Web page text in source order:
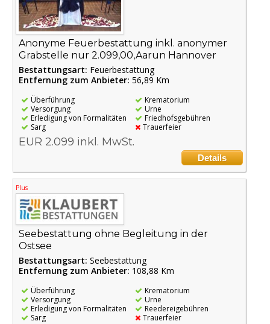
Anonyme Feuerbestattung inkl. anonymer
Grabstelle nur 2.099,00,Aarun Hannover
Bestattungsart: Feuerbestattung
Entfernung zum Anbieter: 56,89 Km
Überführung
Versorgung
Erledigung von Formalitäten
Sarg
Krematorium
Urne
Friedhofsgebühren
Trauerfeier
EUR 2.099 inkl. MwSt.
Details
Plus
Seebestattung ohne Begleitung in der
Ostsee
Bestattungsart: Seebestattung
Entfernung zum Anbieter: 108,88 Km
Überführung
Versorgung
Erledigung von Formalitäten
Sarg
Krematorium
Urne
Reedereigebühren
Trauerfeier